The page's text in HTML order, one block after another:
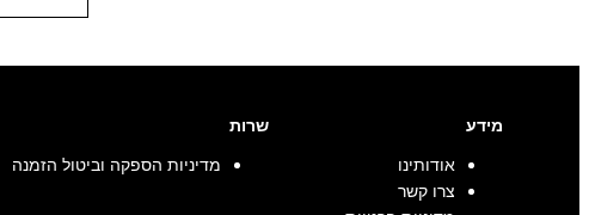
מידע
אודותינו
צרו קשר
שרות
מדיניות הספקה וביטול הזמנה